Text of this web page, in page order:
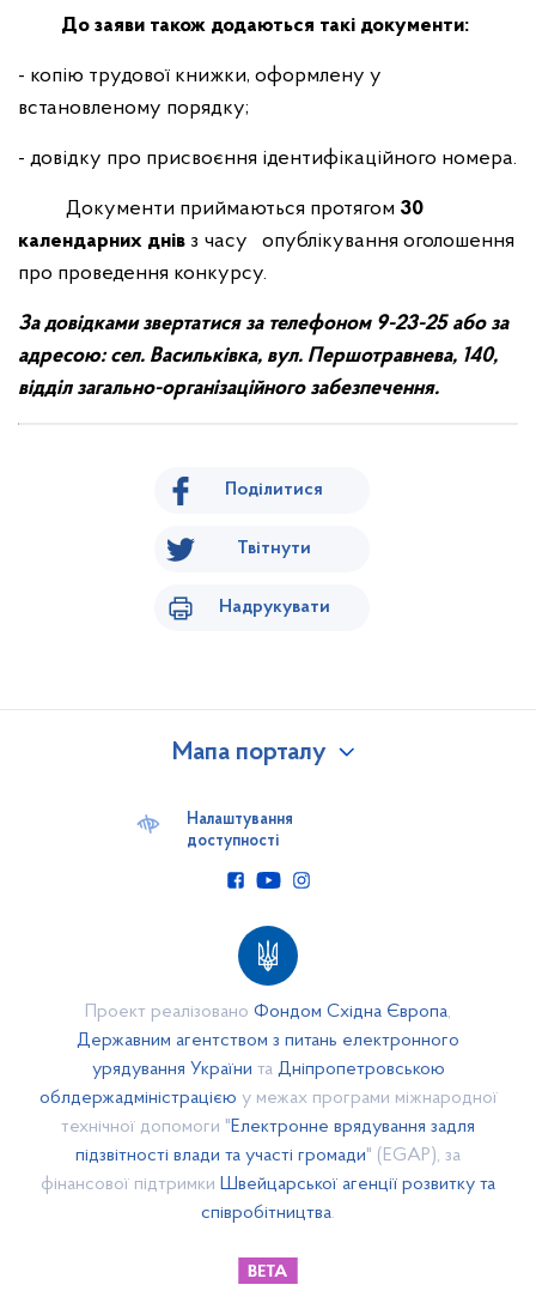
До заяви також додаються такі документи:
- копію трудової книжки, оформлену у
встановленому порядку;
- довідку про присвоєння ідентифікаційного номера.
Документи приймаються протягом 30
календарних днів з часу опублікування оголошення
про проведення конкурсу.
Задовідками звертатися за телефоном9-23-25 абоза
адресою:сел. Васильківка, вул. Першотравнева, 140,
відділ загально-організаційного забезпечення.
Поділитися
Твітнути
Надрукувати
Мапа порталу
Відкритий бюджет
Звіти про виконання бюджетних програм на 2017 рік
Паспорти бюджетних програм за 2018 рік
Паспорти бюджетних програм за 2017 рік
БЮДЖЕТ 2019 року
Використання інфраструктурної субвенції 2019 рік
БЮДЖЕТ 2020 року
Проект бюджету 2020 року
БЮДЖЕТНИЙ РЕГЛАМЕНТ
Проект реалізовано Фондом Східна Європа,
Державним агентством з питань електронного
урядування України та Дніпропетровською
облдержадміністрацією у межах програми міжнародної
технічної допомоги "Електронне врядування задля
підзвітності влади та участі громади" (EGAP), за
фінансової підтримки Швейцарської агенції розвитку та
співробітництва.
Налаштування
доступності